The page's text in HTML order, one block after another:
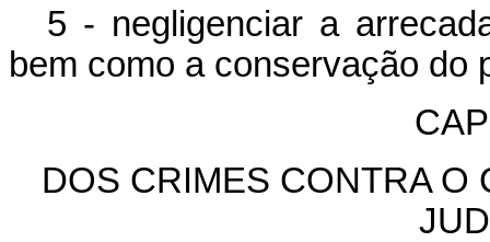
5 - negligenciar a
bem como a conservação do
DOS CRIMES CONTRA O